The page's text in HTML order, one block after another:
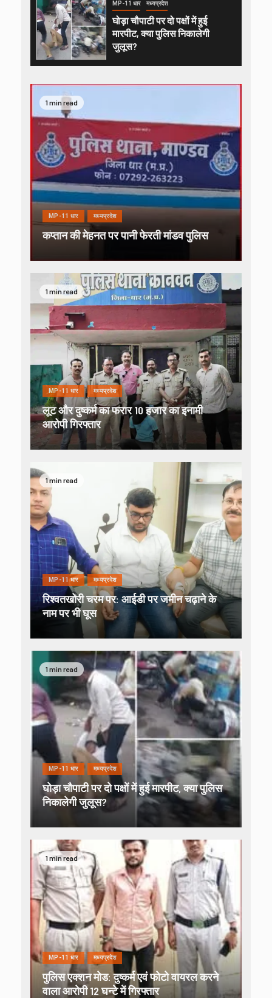
MP-11 धार मध्यप्रदेश
घोड़ा चौपाटी पर दो पक्षों में हुई
मारपीट, क्या पुलिस निकालेगी
जुलूस?
1 min read
MP-11 धार मध्यप्रदेश
कप्तान की मेहनत पर पानी फेरती मांडव पुलिस
1 min read
MP-11 धार मध्यप्रदेश
लूट और दुष्कर्म का फरार 10 हजार का इनामी
आरोपी गिरफ्तार
1 min read
MP-11 धार मध्यप्रदेश
रिश्वतखोरी चरम पर: आईडी पर जमीन चढ़ाने के
नाम पर भी घूस
1 min read
MP-11 धार मध्यप्रदेश
घोड़ा चौपाटी पर दो पक्षों में हुई मारपीट, क्या पुलिस
निकालेगी जुलूस?
1 min read
MP-11 धार मध्यप्रदेश
पुलिस एक्शन मोड: दुष्कर्म एवं फोटो वायरल करने
वाला आरोपी 12 घन्टे में गिरफ्तार